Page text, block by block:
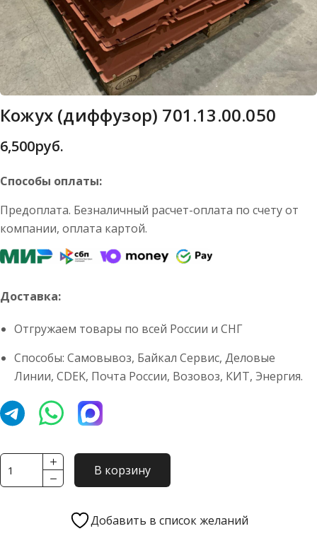
Кожух (диффузор) 701.13.00.050
6,500руб.
Способы оплаты:
Предоплата. Безналичный расчет-оплата по счету от
компании, оплата картой.
Доставка:
Отгружаем товары по всей России и СНГ
Способы: Самовывоз, Байкал Сервис, Деловые
Линии, CDEK, Почта России, Возовоз, КИТ, Энергия.
Количество
товара
В корзину
Добавить в список желаний